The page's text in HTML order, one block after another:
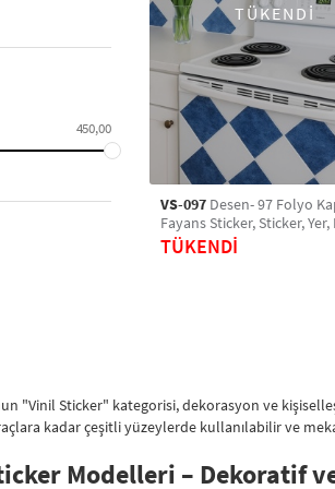
450,00
TÜKENDİ
VS-097 Desen- 97 Folyo
Fayans Sticker, Sticker, Yer,
Banyo Sticker, Retro Karo
TÜKENDİ
"Vinil Sticker" kategorisi, dekorasyon ve
kadar çeşitli yüzeylerde kullanılabilir ve
Modelleri – Dekoratif